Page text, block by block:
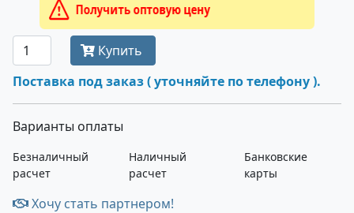
Получить оптовую цену
Купить
Поставка под заказ ( уточняйте по телефону ).
Варианты оплаты
Безналичный
расчет
Наличный
расчет
Банковские
карты
Хочу стать партнером!